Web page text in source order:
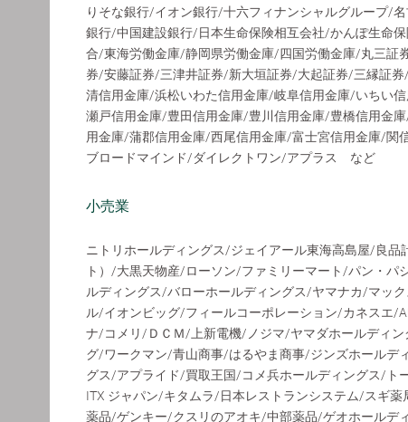
りそな銀行/イオン銀行/十六フィナンシャルグループ/
銀行/中国建設銀行/日本生命保険相互会社/かんぽ生命
合/東海労働金庫/静岡県労働金庫/四国労働金庫/丸三証
券/安藤証券/三津井証券/新大垣証券/大起証券/三縁証
清信用金庫/浜松いわた信用金庫/岐阜信用金庫/いちい
瀬戸信用金庫/豊田信用金庫/豊川信用金庫/豊橋信用金
用金庫/蒲郡信用金庫/西尾信用金庫/富士宮信用金庫/関
ブロードマインド/ダイレクトワン/アプラス など
小売業
ニトリホールディングス/ジェイアール東海高島屋/良
ト）/大黒天物産/ローソン/ファミリーマート/パン・パ
ルディングス/バローホールディングス/ヤマナカ/マッ
ル/イオンビッグ/フィールコーポレーション/カネスエ/
ナ/コメリ/ＤＣＭ/上新電機/ノジマ/ヤマダホールディ
グ/ワークマン/青山商事/はるやま商事/ジンズホールデ
グス/アプライド/買取王国/コメ兵ホールディングス/ト
ITX ジャパン/キタムラ/日本レストランシステム/スギ
薬品/ゲンキー/クスリのアオキ/中部薬品/ゲオホールデ